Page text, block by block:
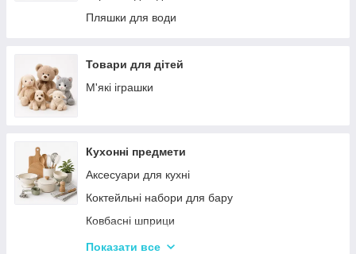
Палатки
Меблі для кемпінгу
Спальні мішки
Цукерки
Серветниці
Годинник настінний
Підсвічники
Вази для квітів
Статуетки
Пляшки для води
Товари для дітей
М'які іграшки
Кухонні предмети
Аксесуари для кухні
Коктейльні набори для бару
Ковбасні шприци
Кухонні підставки
Показати все